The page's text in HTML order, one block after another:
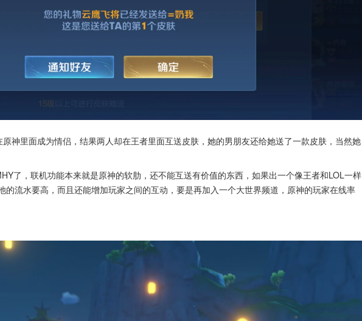
神里面成为情侣，结果两人却在王者里面互送皮肤，她的男朋友还给她送了一款皮肤，当然她
了，联机功能本来就是原神的软肋，还不能互送有价值的东西，如果出一个像王者和LOL一样
的流水要高，而且还能增加玩家之间的互动，要是再加入一个大世界频道，原神的玩家在线率